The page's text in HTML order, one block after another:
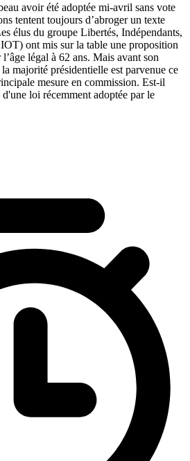
avoir été adoptée mi-avril sans vote
tentent toujours d’abroger un texte
élus du groupe Libertés, Indépendants,
ont mis sur la table une proposition
légal à 62 ans. Mais avant son
majorité présidentielle est parvenue ce
mesure en commission. Est-il
loi récemment adoptée par le